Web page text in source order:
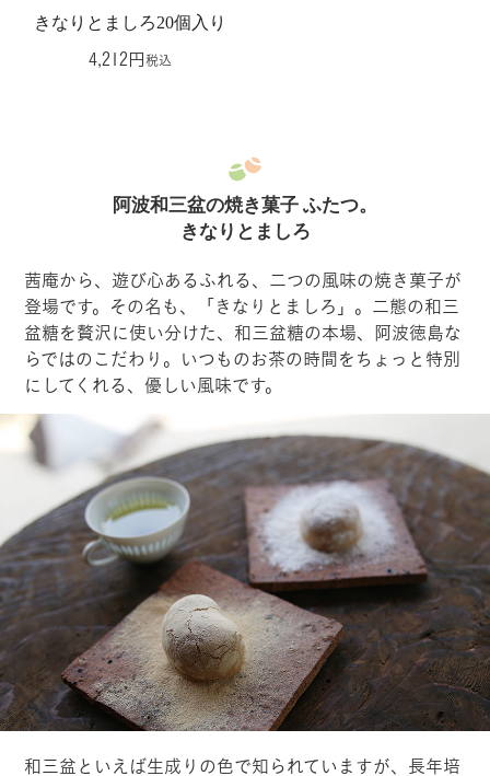
きなりとましろ20個入り
4,212 税込
阿波和三盆の焼き菓子 ふたつ。
きなりとましろ
茜庵から、遊び心あるふれる、二つの風味の焼き菓子が
登場です。その名も、「きなりとましろ」。二態の和三
盆糖を贅沢に使い分けた、和三盆糖の本場、阿波徳島な
らではのこだわり。いつものお茶の時間をちょっと特別
にしてくれる、優しい風味です。
和三盆といえば生成りの色で知られていますが、長年培